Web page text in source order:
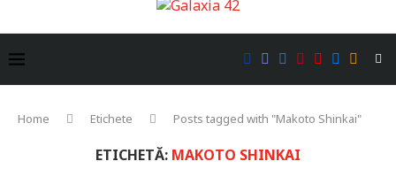
Home Etichete Posts tagged with "Makoto Shinkai"
ETICHETĂ: MAKOTO SHINKAI